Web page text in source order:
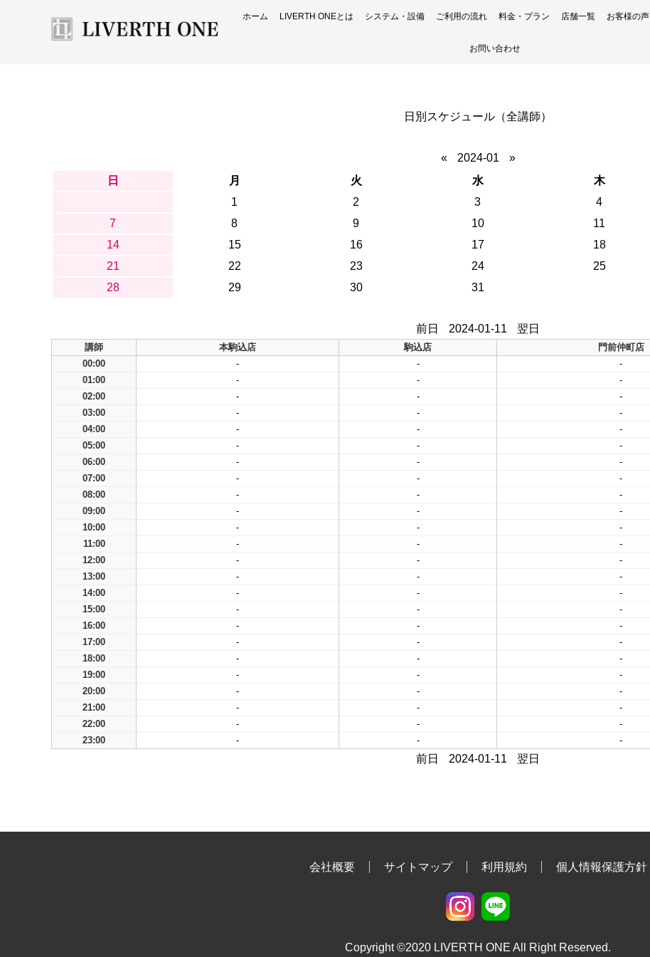
ホーム LIVERTH ONEとは システム・設備 ご利用の流れ 料金・プラン 店舗一覧 お客様の声
お問い合わせ
日別スケジュール（全講師）
« 2024-01 »
日 月 火 水 木
1
2 3 4
7
8 9 10 11
14
15 16 17 18
21
22 23 24 25
28
29 30 31
前日 2024-01-11 翌日
講師 本駒込店 駒込店 門前仲町店
00:00
- - -
01:00
- - -
02:00
- - -
03:00
- - -
04:00
- - -
05:00
- - -
06:00
- - -
07:00
- - -
08:00
- - -
09:00
- - -
10:00
- - -
11:00
- - -
12:00
- - -
13:00
- - -
14:00
- - -
15:00
- - -
16:00
- - -
17:00
- - -
18:00
- - -
19:00
- - -
20:00
- - -
21:00
- - -
22:00
- - -
23:00
- - -
前日 2024-01-11 翌日
会社概要 サイトマップ 利用規約 個人情報保護方針
Copyright ©2020 LIVERTH ONE All Right Reserved.